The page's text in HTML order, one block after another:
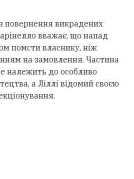
повернення викрадених
вважає, що напад
помсти власнику, ніж
на замовлення. Частина
належить до особливо
а Ліллі відомий своєю